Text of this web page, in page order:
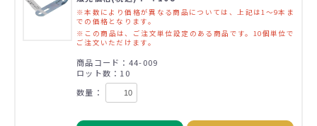
※本数により価格が異なる商品については、上記は1～9本ま
での価格となります。
※この商品は、ご注文単位設定のある商品です。10個単位で
ご注文いただけます。
商品コード：44-009
ロット数：10
数量：